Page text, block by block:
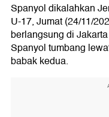
Spanyol dikalahkan
U-17, Jumat (24/11/
berlangsung di
Spanyol tumbang
babak kedua.